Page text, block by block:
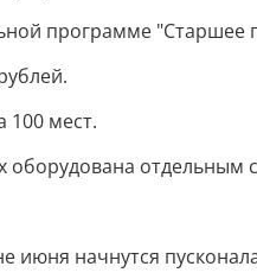
программе "Старшее
100 мест.
отдельным
июня начнутся